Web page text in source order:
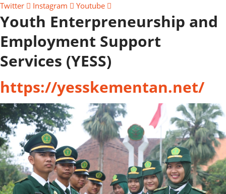
Twitter Instagram Youtube
Youth Enterpreneurship and
Employment Support
Services (YESS)
https://yesskementan.net/